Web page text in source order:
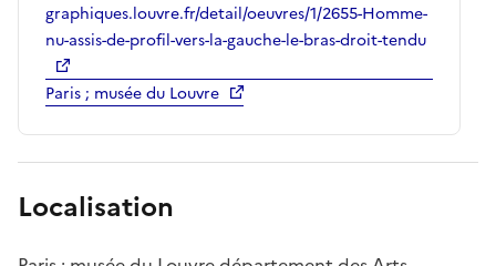
graphiques.louvre.fr/detail/oeuvres/1/2655-Homme-
nu-assis-de-profil-vers-la-gauche-le-bras-droit-tendu
Paris ; musée du Louvre
Localisation